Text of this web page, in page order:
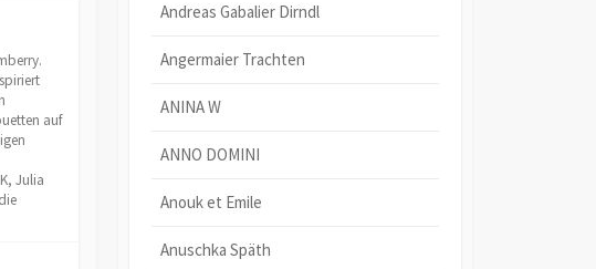
auf
Julia
Andreas Gabalier Dirndl
Angermaier Trachten
ANINA W
ANNO DOMINI
Anouk et Emile
Anuschka Späth